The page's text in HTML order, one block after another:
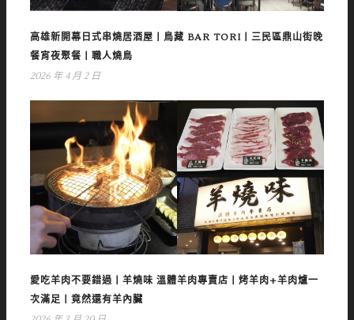
高雄新開幕日式串燒居酒屋丨鳥藏 BAR TORI丨三民區鼎山街晚
餐宵夜聚餐丨職人燒鳥
2026 年 4 月 2 日
愛吃羊肉不要錯過丨羊燒味 溫體羊肉專賣店丨烤羊肉+羊肉爐一
次滿足丨竟然還有羊內臟